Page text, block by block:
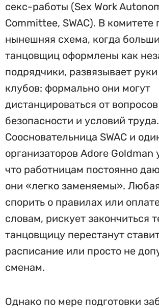
секс-работы (Sex Work
Committee, SWAC). В комитете
нынешняя схема, когда
танцовщиц оформлены как
подрядчики, развязывает
клубов: формально они могут
дистанцироваться от вопросов
безопасности и условий труда.
Соосновательница SWAC и
организаторов Adore Goldman
что работницам постоянно
они «легко заменяемы».
спорить о правилах или
словам, рискует закончиться
танцовщицу перестанут
расписание или просто не
сменам.
Однако по мере подготовки